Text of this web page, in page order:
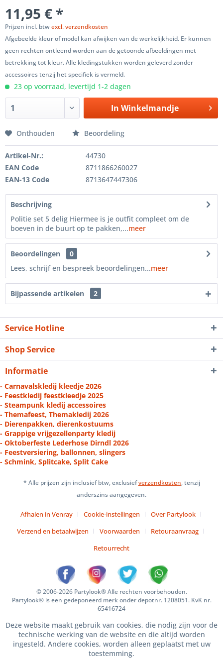
11,95 € *
Prijzen incl. btwexcl. verzendkosten
Afgebeelde kleur of model kan afwijken van de werkelijkheid. Er kunnen
geen rechten ontleend worden aan de getoonde afbeeldingen met
betrekking tot kleur. Alle kledingstukken worden geleverd zonder
accessoires tenzij het specifiek is vermeld.
23 op voorraad, levertijd 1-2 dagen
In Winkelmandje
Onthouden Beoordeling
Artikel-Nr.:
44730
EAN Code
8711866260027
EAN-13 Code
8713647447306
Beschrijving
Politie set 5 delig Hiermee is je outfit compleet om de
boeven in de buurt op te pakken,...meer
Beoordelingen
0
Lees, schrijf en bespreek beoordelingen...meer
Bijpassende artikelen 2
Service Hotline
Shop Service
Informatie
- Carnavalskledij kleedje 2026
- Feestkledij feestkleedje 2025
- Steampunk kledij accessoires
- Themafeest, Themakledij 2026
- Dierenpakken, dierenkostuums
- Grappige vrijgezellenparty kledij
- Oktoberfeste Lederhose Dirndl 2026
- Feestversiering, ballonnen, slingers
- Schmink, Splitcake, Split Cake
* Alle prijzen zijn inclusief btw, exclusiefverzendkosten, tenzij
anderszins aangegeven.
Afhalen in Venray Cookie-instellingen
Over Partylook
Verzend en betaalwijzen
Voorwaarden
Retouraanvraag
Retourrecht
© 2006-2026 Partylook® Alle rechten voorbehouden.
Partylook® is een gedeponeerd merk onder depotnr. 1208051. KvK nr.
65416724
Deze website maakt gebruik van cookies, die nodig zijn voor de
technische werking van de website en die altijd worden
ingesteld. Andere cookies, worden alleen geplaatst met uw
toestemming.